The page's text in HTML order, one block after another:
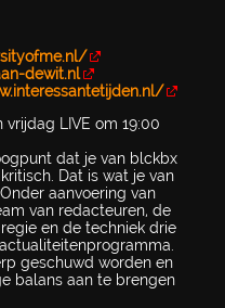
dewit.nl
LIVE om 19:00
dat je van blckbx
Dat is wat je van
aanvoering van
van redacteuren, de
en de techniek drie
geschuwd worden en
balans aan te brengen